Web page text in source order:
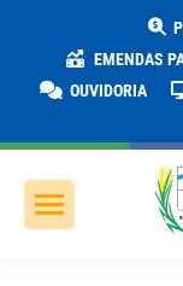
EMENDAS
OUVIDORIA